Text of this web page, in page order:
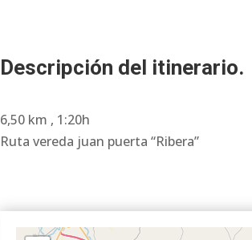
Descripción del itinerario.
6,50 km , 1:20h
Ruta vereda juan puerta “Ribera”